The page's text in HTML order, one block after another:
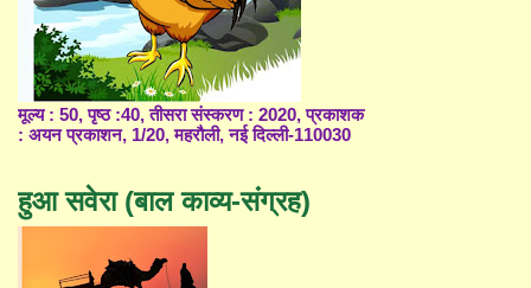
मूल्य : 50, पृष्ठ :40, तीसरा संस्करण : 2020, प्रकाशक
: अयन प्रकाशन, 1/20, महरौली, नई दिल्ली-110030
हुआ सवेरा (बाल काव्य-संग्रह)